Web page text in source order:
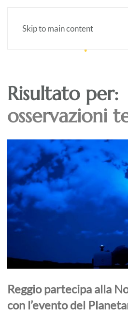
Skip to main content
Risultato per:
osservazioni
Reggio partecipa alla
con l’evento del